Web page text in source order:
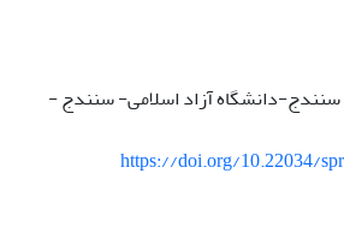
دانشگاه آزاد اسلامی- سنندج -
https://doi.org/10.22034/